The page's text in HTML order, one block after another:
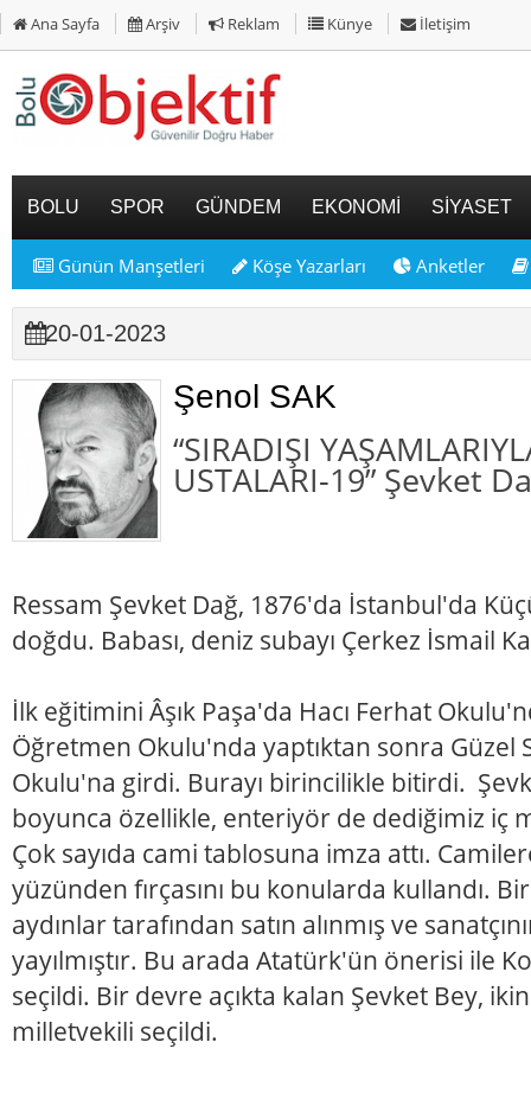
Ana Sayfa Arşiv Reklam Künye İletişim
BOLU SPOR GÜNDEM EKONOMİ SİYASET
Günün Manşetleri Köşe Yazarları Anketler
20-01-2023
Şenol SAK
“SIRADIŞI
USTALARI-19” Şevket
Ressam Şevket Dağ, 1876'da İstanbul'da
doğdu. Babası, deniz subayı Çerkez İsmail
İlk eğitimini Âşık Paşa'da Hacı Ferhat
Öğretmen Okulu'nda yaptıktan sonra Güzel
Okulu'na girdi. Burayı birincilikle bitirdi.
boyunca özellikle, enteriyör de dediğimiz iç
Çok sayıda cami tablosuna imza attı.
yüzünden fırçasını bu konularda kullandı.
aydınlar tarafından satın alınmış ve
yayılmıştır. Bu arada Atatürk'ün önerisi ile
seçildi. Bir devre açıkta kalan Şevket Bey,
milletvekili seçildi.